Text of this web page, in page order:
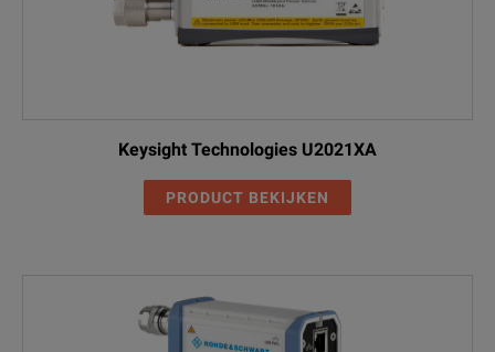
Keysight Technologies U2021XA
PRODUCT BEKIJKEN